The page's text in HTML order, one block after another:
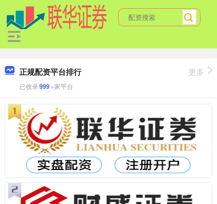
正规配资平台排行
已收录999+家平台
更多